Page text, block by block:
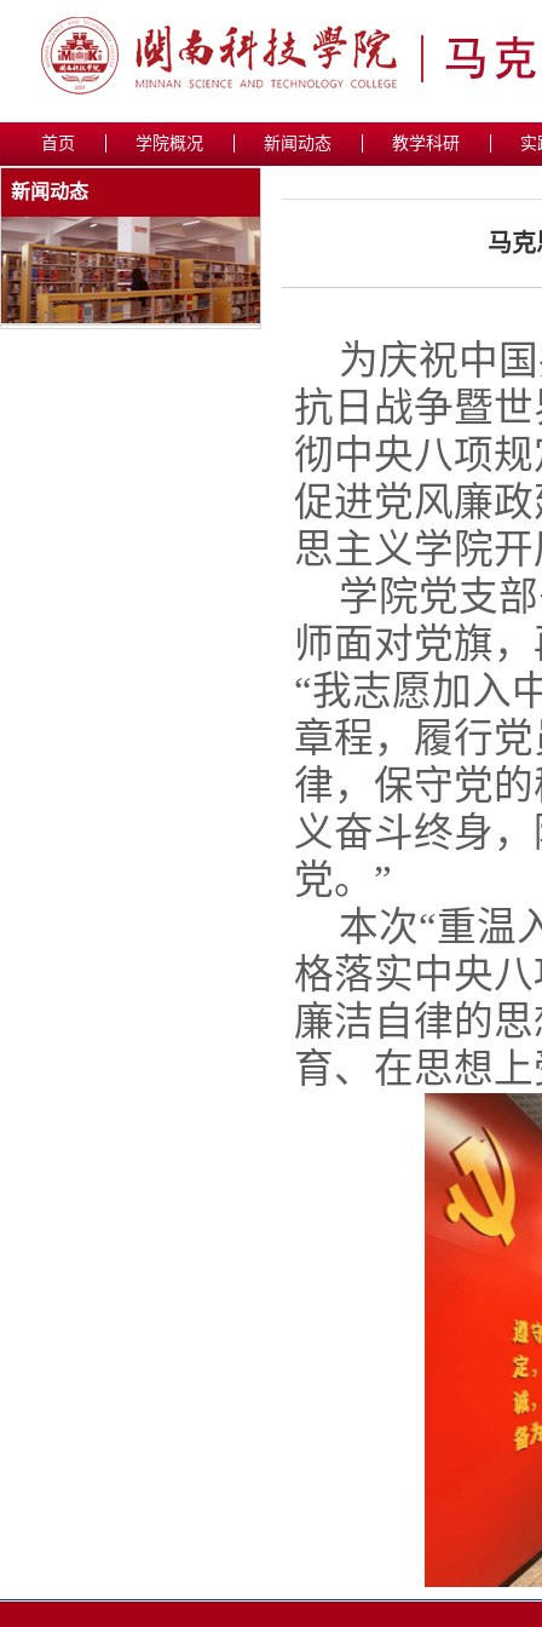
首页 学院概况 新闻动态 教学科研 实
新闻动态
马
为庆祝中
抗日战争暨
彻中央八项
促进党风廉
思主义学院
学院党支
师面对党旗
“我志愿加入
章程，履行
律，保守党
义奋斗终身
党。”
本次“重温
格落实中央
廉洁自律的
育、在思想